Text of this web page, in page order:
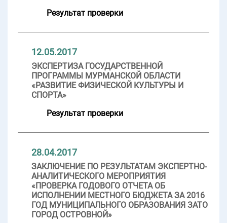
Результат проверки
12.05.2017
ЭКСПЕРТИЗА ГОСУДАРСТВЕННОЙ
ПРОГРАММЫ МУРМАНСКОЙ ОБЛАСТИ
«РАЗВИТИЕ ФИЗИЧЕСКОЙ КУЛЬТУРЫ И
СПОРТА»
Результат проверки
28.04.2017
ЗАКЛЮЧЕНИЕ ПО РЕЗУЛЬТАТАМ ЭКСПЕРТНО-
АНАЛИТИЧЕСКОГО МЕРОПРИЯТИЯ
«ПРОВЕРКА ГОДОВОГО ОТЧЕТА ОБ
ИСПОЛНЕНИИ МЕСТНОГО БЮДЖЕТА ЗА 2016
ГОД МУНИЦИПАЛЬНОГО ОБРАЗОВАНИЯ ЗАТО
ГОРОД ОСТРОВНОЙ»